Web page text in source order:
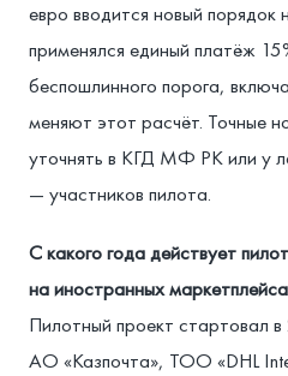
евро вводится новый
применялся единый платёж
беспошлинного порога,
меняют этот расчёт. Точные
уточнять в КГД МФ РК или у
— участников пилота.
С какого года действует
на иностранных
Пилотный проект стартовал
АО «Казпочта», ТОО «DHL